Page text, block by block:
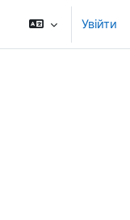
Увійти